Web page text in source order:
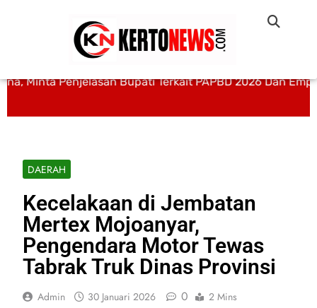
Minta Penjelasan Bupati Terkait PAPBD 2026 Dan
DAERAH
Kecelakaan di Jembatan
Mertex Mojoanyar,
Pengendara Motor Tewas
Tabrak Truk Dinas Provinsi
Admin 30 Januari 2026 0 2 Mins